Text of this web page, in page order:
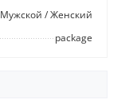
Мужской / Женский
package